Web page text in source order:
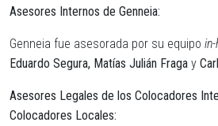
Asesores Internos de Genneia:
Genneia fue asesorada por su equipo
Eduardo Segura, Matías Julián Fraga y
Asesores Legales de los Colocadores
Colocadores Locales: